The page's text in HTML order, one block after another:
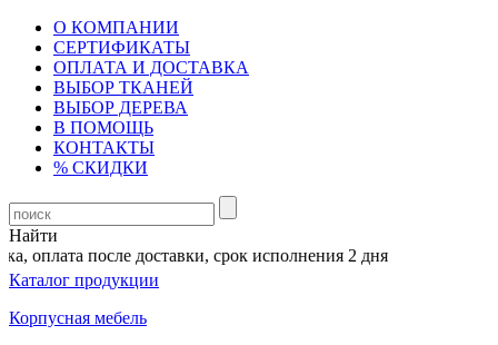
О КОМПАНИИ
СЕРТИФИКАТЫ
ОПЛАТА И ДОСТАВКА
ВЫБОР ТКАНЕЙ
ВЫБОР ДЕРЕВА
В ПОМОЩЬ
КОНТАКТЫ
% СКИДКИ
Найти
оплата после доставки, срок исполнения 2 дня
Каталог продукции
Корпусная мебель